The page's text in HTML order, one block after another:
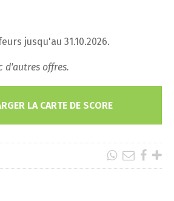
jusqu'au 31.10.2026.
d'autres offres.
LA CARTE DE SCORE